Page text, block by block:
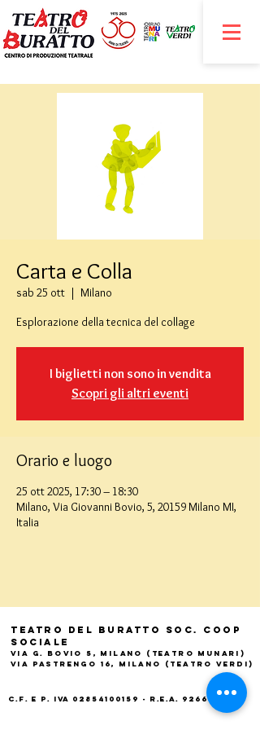
Carta e Colla
sab 25 ott
  |
Milano
Esplorazione della tecnica del collage
I biglietti non sono in vendita
Scopri gli altri eventi
Orario e luogo
25 ott 2025, 17:30 – 18:30
Milano, Via Giovanni Bovio, 5, 20159 Milano MI,
Italia
Teatro del Buratto Soc. Coop
sociale
Via G. Bovio 5, Milano (Teatro Munari)
Via Pastrengo 16, Milano (Teatro Verdi)
C.F. e P. Iva 02854100159 - R.E.A. 926622